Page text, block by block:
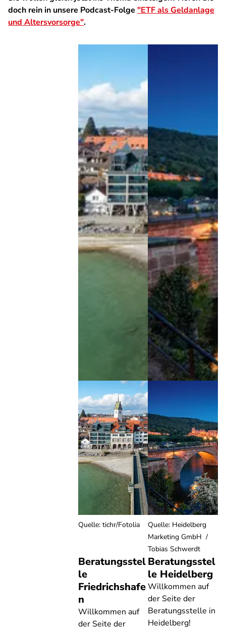
doch rein in unsere Podcast-Folge "ETF als Geldanlage
und Altersvorsorge".
Beratungsstel
le
Friedrichshafe
n
Willkommen auf
der Seite der
Quelle: tichr/Fotolia
Beratungsstel
le Heidelberg
Willkommen auf
der Seite der
Beratungsstelle in
Heidelberg!
Quelle: Heidelberg
Marketing GmbH /
Tobias Schwerdt